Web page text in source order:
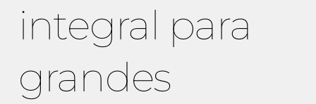
integral para
grandes